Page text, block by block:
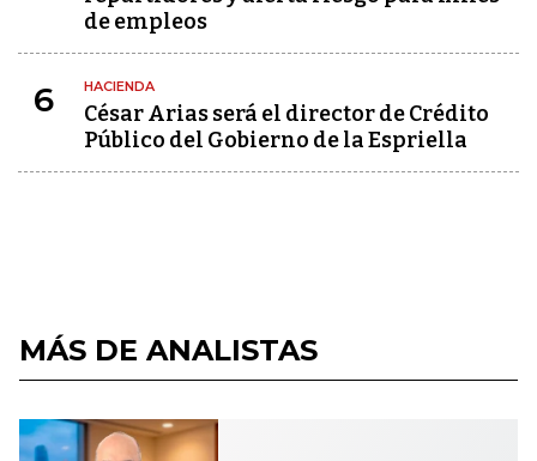
de empleos
6 HACIENDA
César Arias será el director de Crédito
Público del Gobierno de la Espriella
MÁS DE ANALISTAS